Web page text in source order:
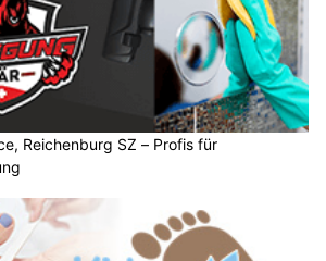
Reichenburg SZ – Profis für